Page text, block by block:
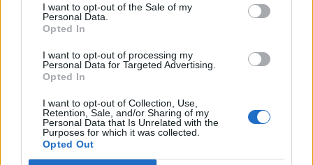
I want to opt-out of the Sale of my
Personal Data.
Opted In
I want to opt-out of processing my
Personal Data for Targeted Advertising.
Opted In
I want to opt-out of Collection, Use,
Retention, Sale, and/or Sharing of my
Personal Data that Is Unrelated with the
Purposes for which it was collected.
Opted Out
Capacita Jovem de Poiares aproxima
jovens ao mundo do trabalho